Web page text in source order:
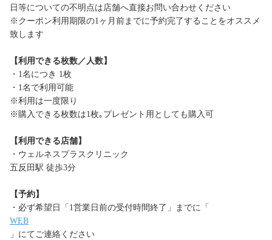
日等についての不明点は店舗へ直接お問い合わせください
※クーポン利用期限の1ヶ月前までに予約完了することをオススメ
致します
【利用できる枚数／人数】
・1名につき 1枚
・1名で利用可能
※利用は一度限り
※購入できる枚数は1枚｡プレゼント用としても購入可
【利用できる店舗】
・ウェルネスプラスクリニック
五反田駅 徒歩3分
【予約】
・必ず希望日「1営業日前の受付時間終了」までに「
WEB
」にてご連絡ください